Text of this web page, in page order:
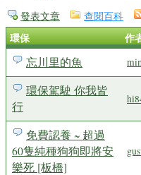
發表文章 查閱百科
環保 作
忘川里的魚
環保駕駛 你我皆
行
免費認養 ~ 超過
60隻純種狗狗即將安
樂死 [板橋]